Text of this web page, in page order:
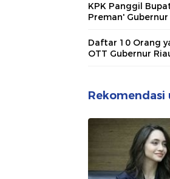
KPK Panggil
Preman'
Daftar 10 Orang
OTT Gubernur